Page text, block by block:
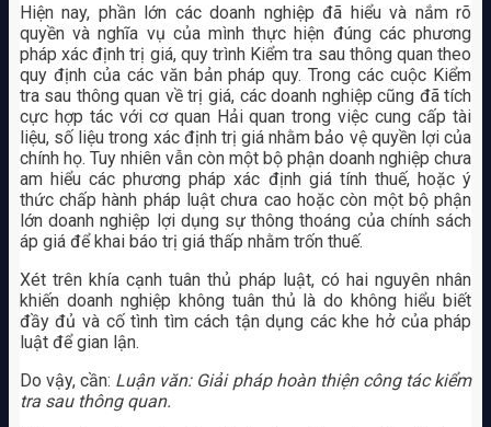
Hiện nay, phần lớn các doanh nghiệp đã hiểu và nắm rõ
quyền và nghĩa vụ của mình thực hiện đúng các phương
pháp xác định trị giá, quy trình Kiểm tra sau thông quan theo
quy định của các văn bản pháp quy. Trong các cuộc Kiểm
tra sau thông quan về trị giá, các doanh nghiệp cũng đã tích
cực hợp tác với cơ quan Hải quan trong việc cung cấp tài
liệu, số liệu trong xác định trị giá nhằm bảo vệ quyền lợi của
chính họ. Tuy nhiên vẫn còn một bộ phận doanh nghiệp chưa
am hiểu các phương pháp xác định giá tính thuế, hoặc ý
thức chấp hành pháp luật chưa cao hoặc còn một bộ phận
lớn doanh nghiệp lợi dụng sự thông thoáng của chính sách
áp giá để khai báo trị giá thấp nhằm trốn thuế.
Xét trên khía cạnh tuân thủ pháp luật, có hai nguyên nhân
khiến doanh nghiệp không tuân thủ là do không hiểu biết
đầy đủ và cố tình tìm cách tận dụng các khe hở của pháp
luật để gian lận.
Do vậy, cần: Luận văn: Giải pháp hoàn thiện công tác kiểm
tra sau thông quan.